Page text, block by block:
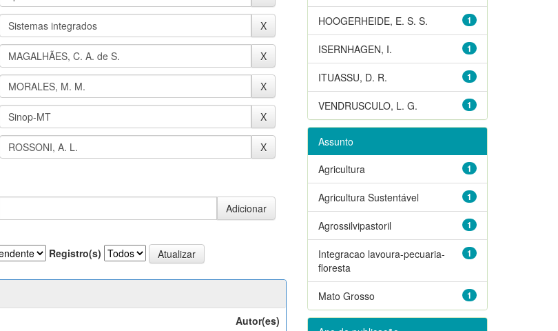
Registro(s)
Autor(es)
1
HOOGERHEIDE, E. S. S.
1
ISERNHAGEN, I.
1
ITUASSU, D. R.
1
VENDRUSCULO, L. G.
Assunto
1
Agricultura
1
Agricultura Sustentável
1
Agrossilvipastoril
1
Integracao lavoura-pecuaria-
floresta
1
Mato Grosso